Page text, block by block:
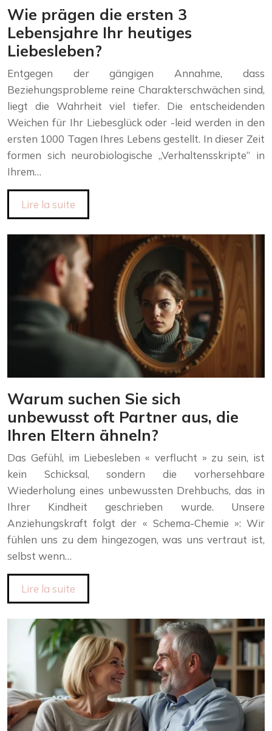
Wie prägen die ersten 3
Lebensjahre Ihr heutiges
Liebesleben?
Entgegen der gängigen Annahme, dass
Beziehungsprobleme reine Charakterschwächen sind,
liegt die Wahrheit viel tiefer. Die entscheidenden
Weichen für Ihr Liebesglück oder -leid werden in den
ersten 1000 Tagen Ihres Lebens gestellt. In dieser Zeit
formen sich neurobiologische „Verhaltensskripte“ in
Ihrem…
Lire la suite
Warum suchen Sie sich
unbewusst oft Partner aus, die
Ihren Eltern ähneln?
Das Gefühl, im Liebesleben « verflucht » zu sein, ist
kein Schicksal, sondern die vorhersehbare
Wiederholung eines unbewussten Drehbuchs, das in
Ihrer Kindheit geschrieben wurde. Unsere
Anziehungskraft folgt der « Schema-Chemie »: Wir
fühlen uns zu dem hingezogen, was uns vertraut ist,
selbst wenn…
Lire la suite